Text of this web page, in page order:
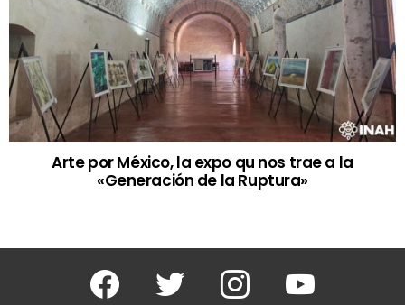
Arte por México, la expo qu nos trae a la
«Generación de la Ruptura»
Facebook Twitter Instagram